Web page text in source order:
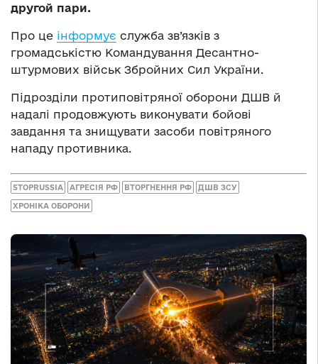
другой пари.
Про це інформує служба зв’язків з
громадськістю Командування Десантно-
штурмових військ Збройних Сил України.
Підрозділи протиповітряної оборони ДШВ й
надалі продовжують виконувати бойові
завдання та знищувати засоби повітряного
нападу противника.
STOPRUSSIA АГРЕСІЯ РФ ВТОРГНЕННЯ РФ ДШВ ЗСУ
ХРОНІКА ОБОРОНИ